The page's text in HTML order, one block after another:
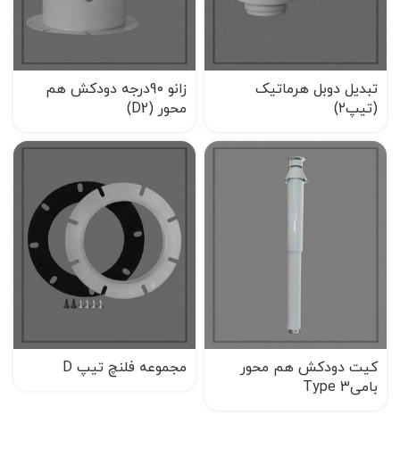
تبدیل دوبل هرماتیک
(تیپ۲)
زانو 90درجه دودکش هم
محور (D2)
کیت دودکش هم محور
بامیType 3
مجموعه فلنچ تیپ D